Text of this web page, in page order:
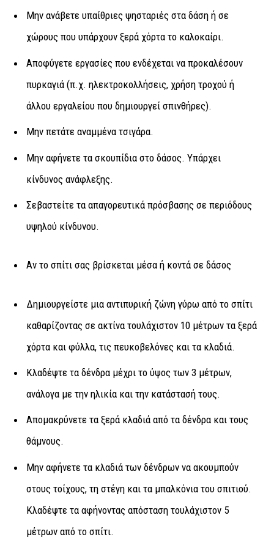
Μην ανάβετε υπαίθριες ψησταριές στα δάση ή σε
χώρους που υπάρχουν ξερά χόρτα το καλοκαίρι.
Αποφύγετε εργασίες που ενδέχεται να προκαλέσουν
πυρκαγιά (π.χ. ηλεκτροκολλήσεις, χρήση τροχού ή
άλλου εργαλείου που δημιουργεί σπινθήρες).
Μην πετάτε αναμμένα τσιγάρα.
Μην αφήνετε τα σκουπίδια στο δάσος. Υπάρχει
κίνδυνος ανάφλεξης.
Σεβαστείτε τα απαγορευτικά πρόσβασης σε περιόδους
υψηλού κίνδυνου.
Αν το σπίτι σας βρίσκεται μέσα ή κοντά σε δάσος
Δημιουργείστε μια αντιπυρική ζώνη γύρω από το σπίτι
καθαρίζοντας σε ακτίνα τουλάχιστον 10 μέτρων τα ξερά
χόρτα και φύλλα, τις πευκοβελόνες και τα κλαδιά.
Κλαδέψτε τα δένδρα μέχρι το ύψος των 3 μέτρων,
ανάλογα με την ηλικία και την κατάστασή τους.
Απομακρύνετε τα ξερά κλαδιά από τα δένδρα και τους
θάμνους.
Μην αφήνετε τα κλαδιά των δένδρων να ακουμπούν
στους τοίχους, τη στέγη και τα μπαλκόνια του σπιτιού.
Κλαδέψτε τα αφήνοντας απόσταση τουλάχιστον 5
μέτρων από το σπίτι.